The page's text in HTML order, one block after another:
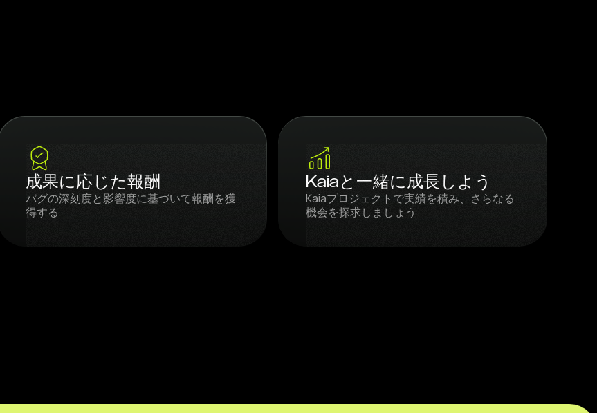
成果に応じた報酬
バグの深刻度と影響度に基づいて報酬を獲
得する
Kaiaと一緒に成長しよう
Kaiaプロジェクトで実績を積み、さらなる
機会を探求しましょう